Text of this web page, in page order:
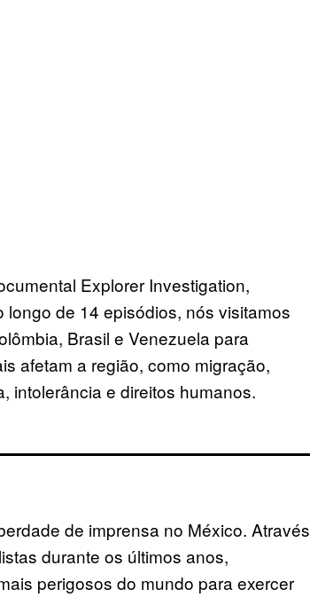
Explorer Investigation,
de 14 episódios, nós visitamos
Brasil e Venezuela para
afetam a região, como migração,
intolerância e direitos humanos.
de imprensa no México. Através
durante os últimos anos,
perigosos do mundo para exercer